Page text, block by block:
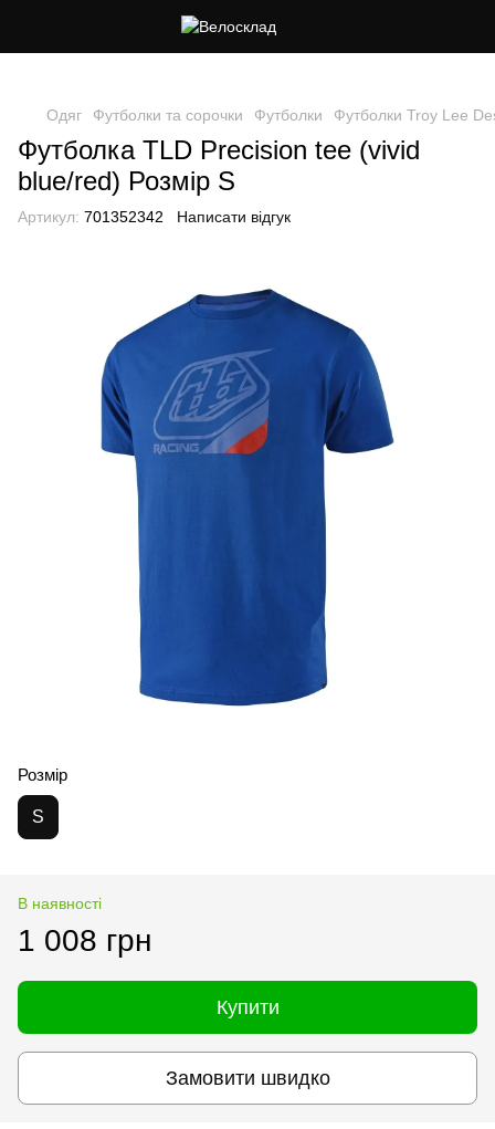
Одяг Футболки та сорочки Футболки Футболки Troy Lee
Футболка TLD Precision tee (vivid
blue/red) Розмір S
Артикул: 701352342 Написати відгук
Розмір
S
В наявності
1 008 грн
Купити
Замовити швидко